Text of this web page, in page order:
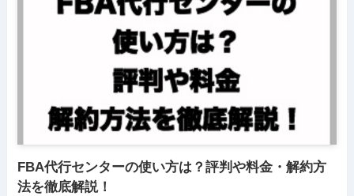
FBA代行センターの使い方は？評判や料金・解約方
法を徹底解説！